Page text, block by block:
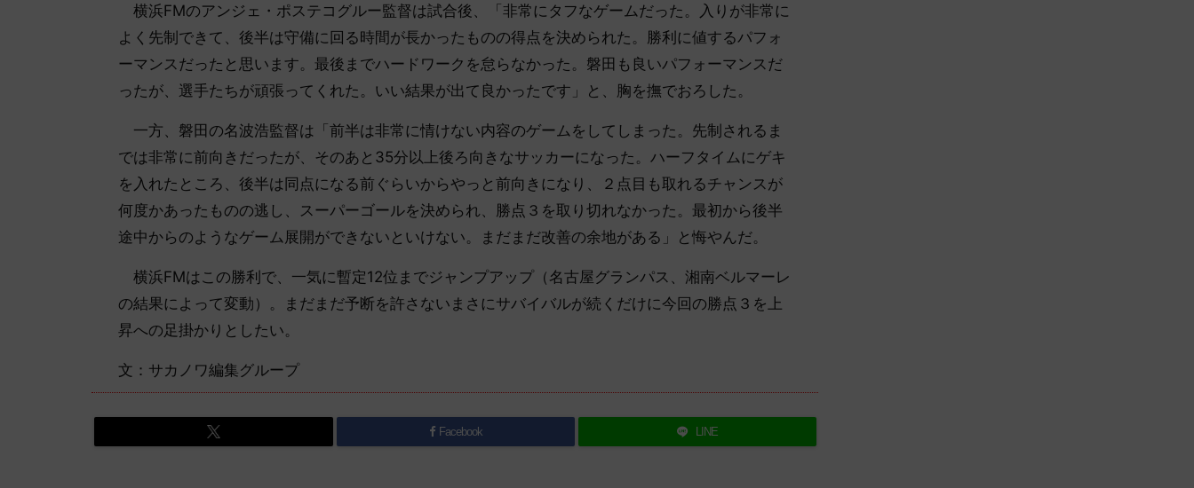
横浜FMのアンジェ・ポステコグルー監督は試合後、「非常にタフなゲームだった。入りが非常に
よく先制できて、後半は守備に回る時間が長かったものの得点を決められた。勝利に値するパフォ
ーマンスだったと思います。最後までハードワークを怠らなかった。磐田も良いパフォーマンスだ
ったが、選手たちが頑張ってくれた。いい結果が出て良かったです」と、胸を撫でおろした。
一方、磐田の名波浩監督は「前半は非常に情けない内容のゲームをしてしまった。先制されるま
では非常に前向きだったが、そのあと35分以上後ろ向きなサッカーになった。ハーフタイムにゲキ
を入れたところ、後半は同点になる前ぐらいからやっと前向きになり、２点目も取れるチャンスが
何度かあったものの逃し、スーパーゴールを決められ、勝点３を取り切れなかった。最初から後半
途中からのようなゲーム展開ができないといけない。まだまだ改善の余地がある」と悔やんだ。
横浜FMはこの勝利で、一気に暫定12位までジャンプアップ（名古屋グランパス、湘南ベルマーレ
の結果によって変動）。まだまだ予断を許さないまさにサバイバルが続くだけに今回の勝点３を上
昇への足掛かりとしたい。
文：サカノワ編集グループ
Facebook LINE